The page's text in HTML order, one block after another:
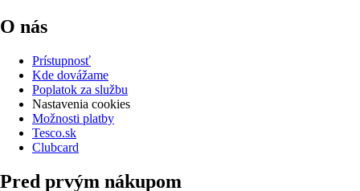
O nás
Prístupnosť
Kde dovážame
Poplatok za službu
Nastavenia cookies
Možnosti platby
Tesco.sk
Clubcard
Pred prvým nákupom